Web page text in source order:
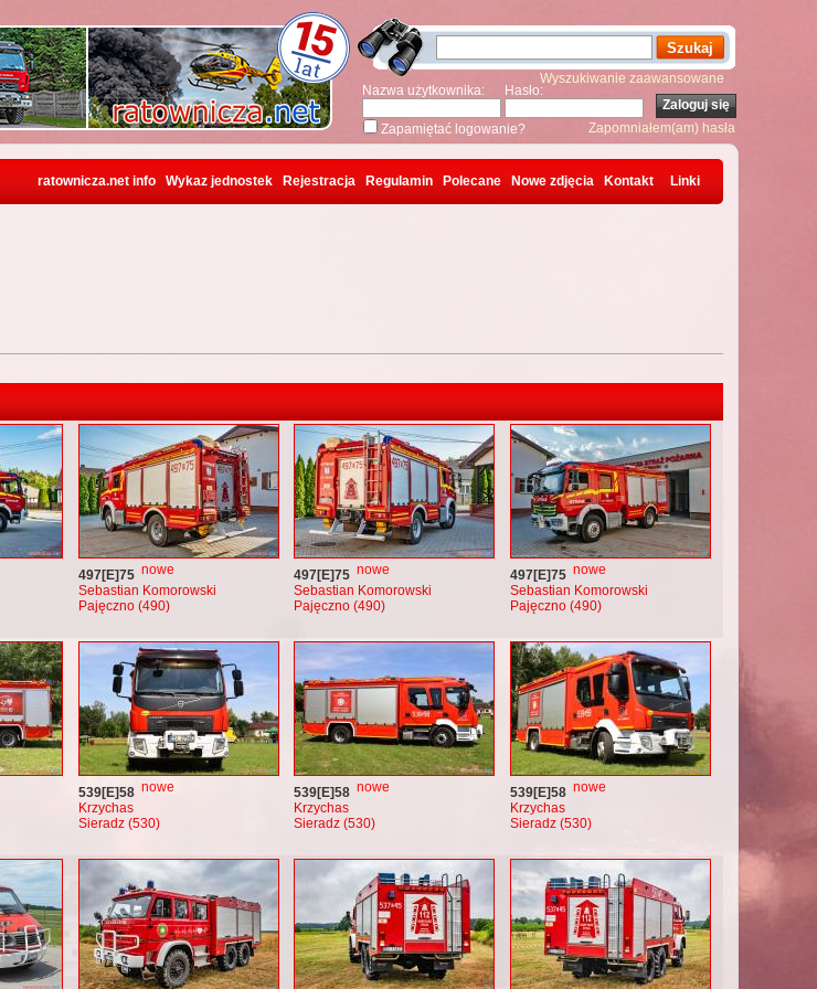
Wyszukiwanie zaawansowane
Nazwa użytkownika:
Hasło:
Zapamiętać logowanie? Zapomniałem(am) hasła
ratownicza.net info Wykaz jednostek Rejestracja Regulamin Polecane Nowe zdjęcia Kontakt Linki
497[E]75 nowe
Sebastian Komorowski
Pajęczno (490)
497[E]75 nowe
Sebastian Komorowski
Pajęczno (490)
497[E]75 nowe
Sebastian Komorowski
Pajęczno (490)
539[E]58 nowe
Krzychas
Sieradz (530)
539[E]58 nowe
Krzychas
Sieradz (530)
539[E]58 nowe
Krzychas
Sieradz (530)